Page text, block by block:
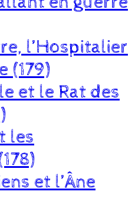
l’Hospitalier
(179)
et le Rat des
les
et l’Âne